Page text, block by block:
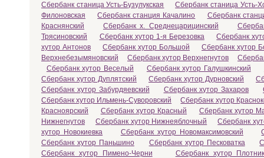
Сбербанк станица Усть-Бузулукская
Сбербанк станица Усть-
Филоновская
Сбербанк станция Качалино
Сбербанк
Краснянский
Сбербанк х. Среднецарицинский
Трясиновский
Сбербанк хутор 1-я Березовка
Сбербанк
хутор Антонов
Сбербанк хутор Большой
Сбербанк хутор
Верхнебезымяновский
Сбербанк хутор Верхнегнутов
Сбербанк хутор Веселый
Сбербанк хутор Галушкинский
Сбербанк хутор Дуплятский
Сбербанк хутор Дурновский
Сбербанк хутор Забурдяевский
Сбербанк хутор Захаров
Сбербанк хутор Ильмень-Суворовский
Сбербанк хутор
Красноярский
Сбербанк хутор Красный
Сбербанк хутор
Нижнегнутов
Сбербанк хутор Нижнеяблочный
Сбербанк
хутор Новокиевка
Сбербанк хутор Новомаксимовский
Сбербанк хутор Паньшино
Сбербанк хутор Песковатка
Сбербанк хутор Пимено-Черни
Сбербанк хутор